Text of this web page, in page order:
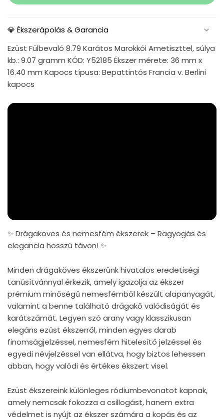
💎 Ékszerápolás & Garancia
Ezüst Fülbevaló 8.79 Karátos Marokkói Ametiszttel, súlya
kb.: 9.07 gramm KÓD: Y52185 Ékszer mérete: 36 mm x
16.40 mm Kapocs típusa: Bepattintós Francia v. Berlini
kapocs
✨ Drágaköves és nemesfém ékszerek – Ragyogás és
elegancia hosszú távon! ✨
Minden drágaköves ékszerünk hivatalos eredetiségi
tanúsítvánnyal érkezik, amely igazolja az ékszer
prémium minőségű nemesfémből készült alapanyagát,
valamint a benne található drágakő valódiságát és
karátszámát. Legyen szó arany vagy klasszikusan
elegáns ezüst ékszerről, minden egyes darab
finomságjelzéssel, nemesfém hitelesítő jelzéssel és
egyedi névjelzéssel van ellátva, hogy biztos lehessen
abban, hogy valódi és értékes ékszert visel.
Ezüst ékszereink különleges ródiumbevonatot kapnak,
amely nemcsak fokozza a csillogást, hanem extra
védelmet is nyújt az ékszer számára a kopás és az